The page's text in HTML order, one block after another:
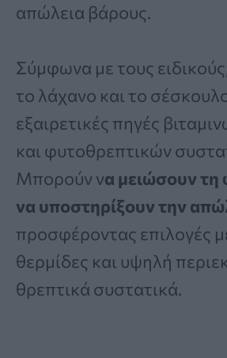
απώλεια βάρους.
Σύμφωνα με τους
το λάχανο και το σέσκουλο
εξαιρετικές πηγές
και φυτοθρεπτικών
Μπορούν να μειώσουν τη
να υποστηρίξουν την
προσφέροντας επιλογές
θερμίδες και υψηλή
θρεπτικά συστατικά.